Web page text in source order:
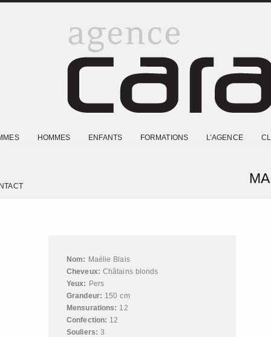
HOMMES ENFANTS FORMATIONS L’AGENCE
Nom: Maélie Blais
Cheveux: Châtains blonds
Yeux: Pers
Grandeur: 150 cm
Mensurations: 12
Confection: 12
Souliers: 3